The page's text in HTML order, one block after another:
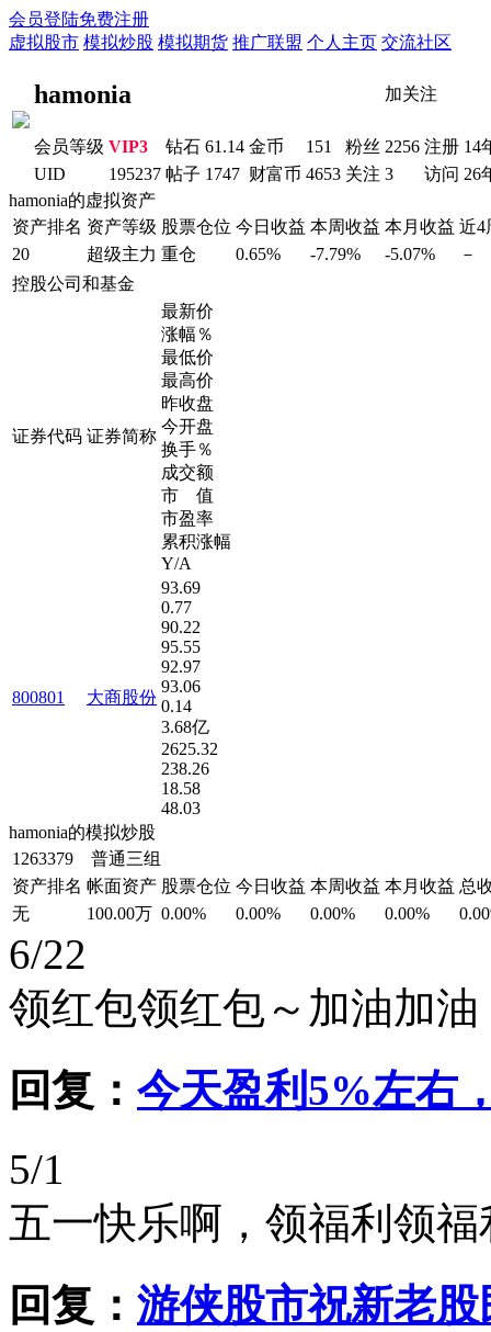
会员登陆免费注册
虚拟股市 模拟炒股 模拟期货 推广联盟 个人主页 交流社区
hamonia 加关注
会员等级 VIP3 钻石 61.14 金币 151 粉丝 2256 注册 14
UID
195237 帖子 1747 财富币 4653 关注 3 访问 26
hamonia的虚拟资产
资产排名 资产等级 股票仓位 今日收益 本周收益 本月收益 近4
20
超级主力 重仓 0.65% -7.79% -5.07%
－
控股公司和基金
证券代码 证券简称
最新价
涨幅％
最低价
最高价
昨收盘
今开盘
换手％
成交额
市 值
市盈率
累积涨幅
Y/A
800801 大商股份
93.69
0.77
90.22
95.55
92.97
93.06
0.14
3.68亿
2625.32
238.26
18.58
48.03
hamonia的模拟炒股
1263379 普通三组
资产排名 帐面资产 股票仓位 今日收益 本周收益 本月收益 总
无
100.00万 0.00% 0.00% 0.00% 0.00%
6/22
领红包领红包～加油加油
回复： 今天盈利5%左右
5/1
五一快乐啊，领福利领福
回复： 游侠股市祝新老